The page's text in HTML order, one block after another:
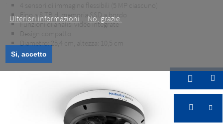
Ulteriori informazioni
No, grazie.
Si, accetto
4 sensori di immagine flessibili (5 MP ciascuno)
Fino a 8 TB di memoria SSD a bordo
Funzioni di analisi video integrate
Design compatto
Diametro: 25,4 cm, altezza: 10,5 cm